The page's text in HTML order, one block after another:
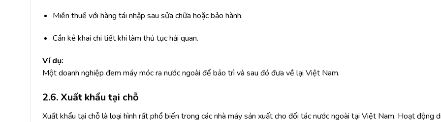
Miễn thuế với hàng tái nhập sau sửa chữa hoặc bảo hành.
Cần kê khai chi tiết khi làm thủ tục hải quan.
Ví dụ:
Một doanh nghiệp đem máy móc ra nước ngoài để bảo trì và sau đó đưa về lại Việt Nam.
2.6. Xuất khẩu tại chỗ
Xuất khẩu tại chỗ là loại hình rất phổ biến trong các nhà máy sản xuất cho đối tác nước ngoài tại Việt Nam. Hoạt động